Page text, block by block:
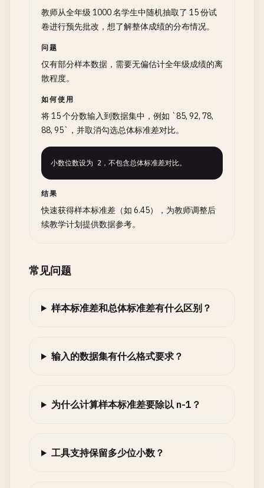
教师从全年级 1000 名学生中随机抽取了 15 份试
卷进行预先批改，想了解整体成绩的分布情况。
问题
仅有部分样本数据，需要无偏估计全年级成绩的离
散程度。
如何使用
将 15 个分数输入到数据集中，例如 `85, 92, 78,
88, 95`，并取消勾选总体标准差对比。
小数位数设为 2，不包含总体标准差对比。
结果
快速获得样本标准差（如 6.45），为教师调整后
续教学计划提供数据参考。
常见问题
样本标准差和总体标准差有什么区别？
输入的数据集有什么格式要求？
为什么计算样本标准差要除以 n-1？
工具支持保留多少位小数？